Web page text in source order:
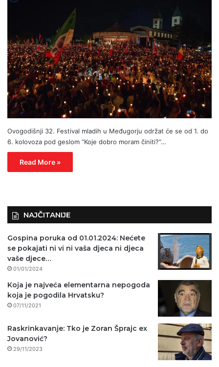
Ovogodišnji 32. Festival mladih u Međugorju održat će se od 1. do
6. kolovoza pod geslom “Koje dobro moram činiti?”…
Read More »
NAJČITANIJE
Gospina poruka od 01.01.2024: Nećete
se pokajati ni vi ni vaša djeca ni djeca
vaše djece…
01/01/2024
Koja je najveća elementarna nepogoda
koja je pogodila Hrvatsku?
07/11/2021
Raskrinkavanje: Tko je Zoran Šprajc ex
Jovanović?
29/11/2023